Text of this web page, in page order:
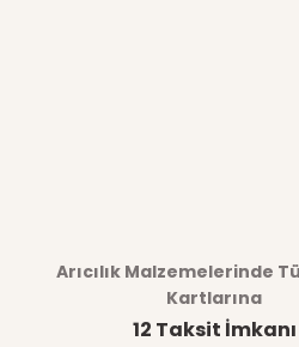
Arıcılık Malzemelerinde
Kartlarına
12 Taksit İmkanı